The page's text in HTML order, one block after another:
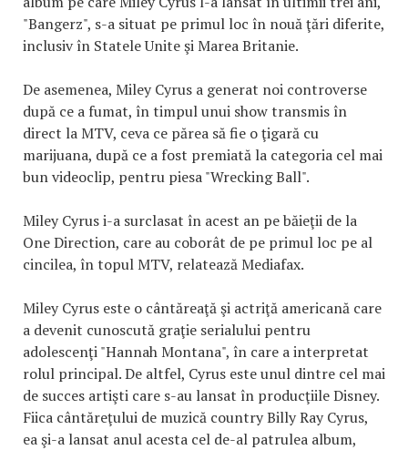
"Bangerz", s-a situat pe primul loc în nouă ţări diferite,
inclusiv în Statele Unite şi Marea Britanie.
De asemenea, Miley Cyrus a generat noi controverse
după ce a fumat, în timpul unui show transmis în
direct la MTV, ceva ce părea să fie o ţigară cu
marijuana, după ce a fost premiată la categoria cel mai
bun videoclip, pentru piesa "Wrecking Ball".
Miley Cyrus i-a surclasat în acest an pe băieţii de la
One Direction, care au coborât de pe primul loc pe al
cincilea, în topul MTV, relatează Mediafax.
Miley Cyrus este o cântăreaţă şi actriţă americană care
a devenit cunoscută graţie serialului pentru
adolescenţi "Hannah Montana", în care a interpretat
rolul principal. De altfel, Cyrus este unul dintre cel mai
de succes artişti care s-au lansat în producţiile Disney.
Fiica cântăreţului de muzică country Billy Ray Cyrus,
ea şi-a lansat anul acesta cel de-al patrulea album,